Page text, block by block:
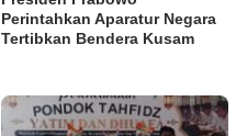
Perintahkan Aparatur Negara
Tertibkan Bendera Kusam